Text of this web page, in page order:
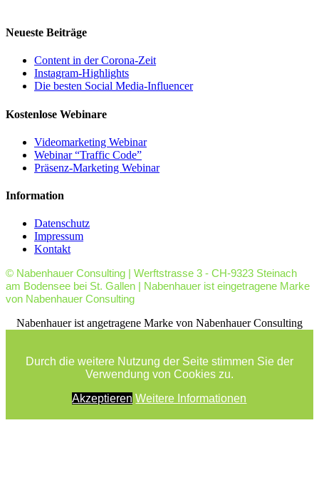
Neueste Beiträge
Content in der Corona-Zeit
Instagram-Highlights
Die besten Social Media-Influencer
Kostenlose Webinare
Videomarketing Webinar
Webinar “Traffic Code”
Präsenz-Marketing Webinar
Information
Datenschutz
Impressum
Kontakt
© Nabenhauer Consulting | Werftstrasse 3 - CH-9323 Steinach
am Bodensee bei St. Gallen | Nabenhauer ist eingetragene Marke
von Nabenhauer Consulting
facebook
youtube
rssNabenhauer ist angetragene Marke von Nabenhauer Consulting
Durch die weitere Nutzung der Seite stimmen Sie der
Verwendung von Cookies zu.
Akzeptieren Weitere Informationen